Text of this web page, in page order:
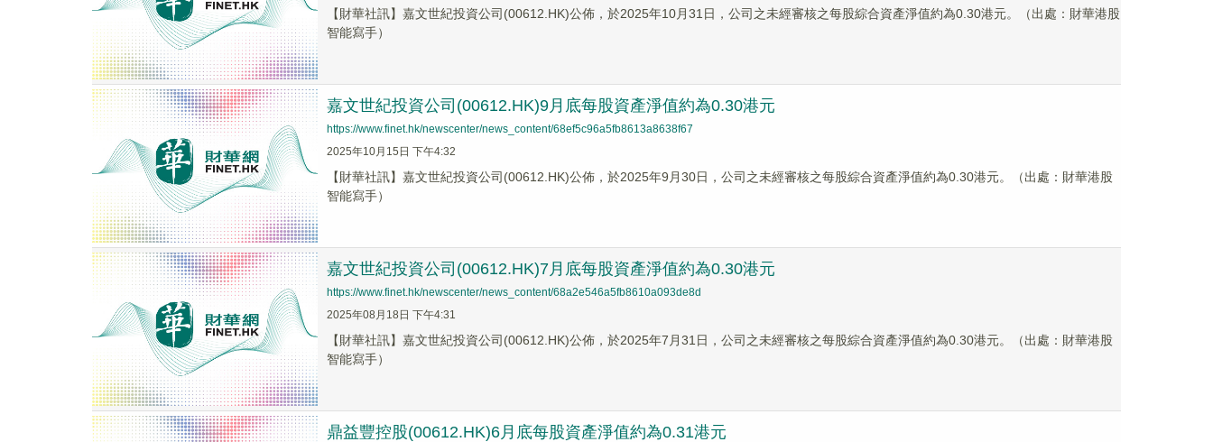
【財華社訊】嘉文世紀投資公司(00612.HK)公佈，於2025年10月31日，公司之未經審核之每股綜合資產淨值約為0.30港元。（出處：財華港股
智能寫手）
嘉文世紀投資公司(00612.HK)9月底每股資產淨值約為0.30港元
https://www.finet.hk/newscenter/news_content/68ef5c96a5fb8613a8638f67
2025年10月15日 下午4:32
【財華社訊】嘉文世紀投資公司(00612.HK)公佈，於2025年9月30日，公司之未經審核之每股綜合資產淨值約為0.30港元。（出處：財華港股
智能寫手）
嘉文世紀投資公司(00612.HK)7月底每股資產淨值約為0.30港元
https://www.finet.hk/newscenter/news_content/68a2e546a5fb8610a093de8d
2025年08月18日 下午4:31
【財華社訊】嘉文世紀投資公司(00612.HK)公佈，於2025年7月31日，公司之未經審核之每股綜合資產淨值約為0.30港元。（出處：財華港股
智能寫手）
鼎益豐控股(00612.HK)6月底每股資產淨值約為0.31港元